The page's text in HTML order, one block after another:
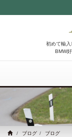
初めて輸
BMW
ブログ ブログ